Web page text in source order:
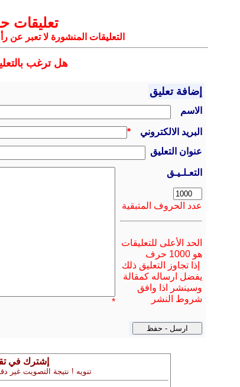
تعليقات
التعليقات المنشورة لا تعبر عن
هل ترغب
إضافة تعليق
الاسم
البريد الالكتروني
*
عنوان التعليق
التعـلـيـق
عدد الحروف المتبقية
الحد الأعلى للتعليقات
هو 1000 حرف
إذا تجاوز التعليق ذلك
يفضل ارساله كمقالة
وسينشر اذا وافق
شروط النشر
*
إشترك في
تنويه ! نتيجة التصويت غير